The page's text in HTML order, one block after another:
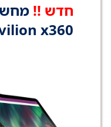
חדש !!
x360